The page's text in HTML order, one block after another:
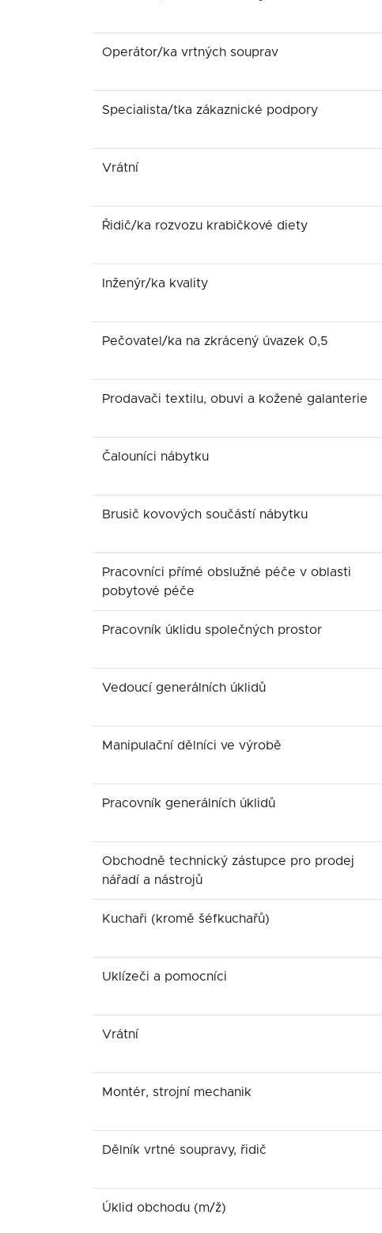
Operátor/ka vrtných souprav
Specialista/tka zákaznické podpory
Vrátní
Řidič/ka rozvozu krabičkové diety
Inženýr/ka kvality
Pečovatel/ka na zkrácený úvazek 0,5
Prodavači textilu, obuvi a kožené galanterie
Čalouníci nábytku
Brusič kovových součástí nábytku
Pracovníci přímé obslužné péče v oblasti
pobytové péče
Pracovník úklidu společných prostor
Vedoucí generálních úklidů
Manipulační dělníci ve výrobě
Pracovník generálních úklidů
Obchodně technický zástupce pro prodej
nářadí a nástrojů
Kuchaři (kromě šéfkuchařů)
Uklízeči a pomocníci
Vrátní
Montér, strojní mechanik
Dělník vrtné soupravy, řidič
Úklid obchodu (m/ž)